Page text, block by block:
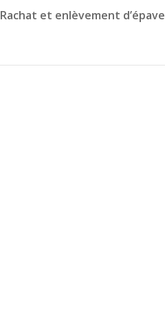
Rachat et enlèvement d’épave